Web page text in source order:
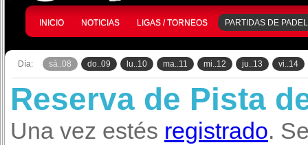
INICIO NOTICIAS LIGAS / TORNEOS PARTIDAS DE PADEL
Día: sá..08 do..09 lu..10 ma..11 mi..12 ju..13 vi..14
Reserva de Pista
Una vez estés registrado.